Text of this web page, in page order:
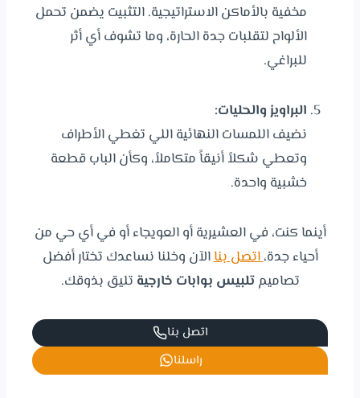
مخفية بالأماكن الاستراتيجية. التثبيت يضمن تحمل
الألواح لتقلبات جدة الحارة، وما تشوف أي أثر
للبراغي.
البراويز والحليات:
نضيف اللمسات النهائية اللي تغطي الأطراف
وتعطي شكلاً أنيقاً متكاملاً، وكأن الباب قطعة
خشبية واحدة.
أينما كنت، في العشيرية أو العويجاء أو في أي حي من
أحياء جدة،اتصل بناالآن وخلنا نساعدك تختار أفضل
تصاميمتلبيس بوابات خارجية تليق بذوقك.
اتصل بنا
راسلنا